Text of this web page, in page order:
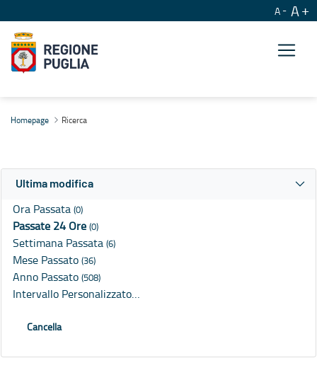
A A
Homepage Ricerca
Ultima modifica
Ora Passata (0)
Passate 24 Ore (0)
Settimana Passata (6)
Mese Passato (36)
Anno Passato (508)
Intervallo Personalizzato…
Cancella